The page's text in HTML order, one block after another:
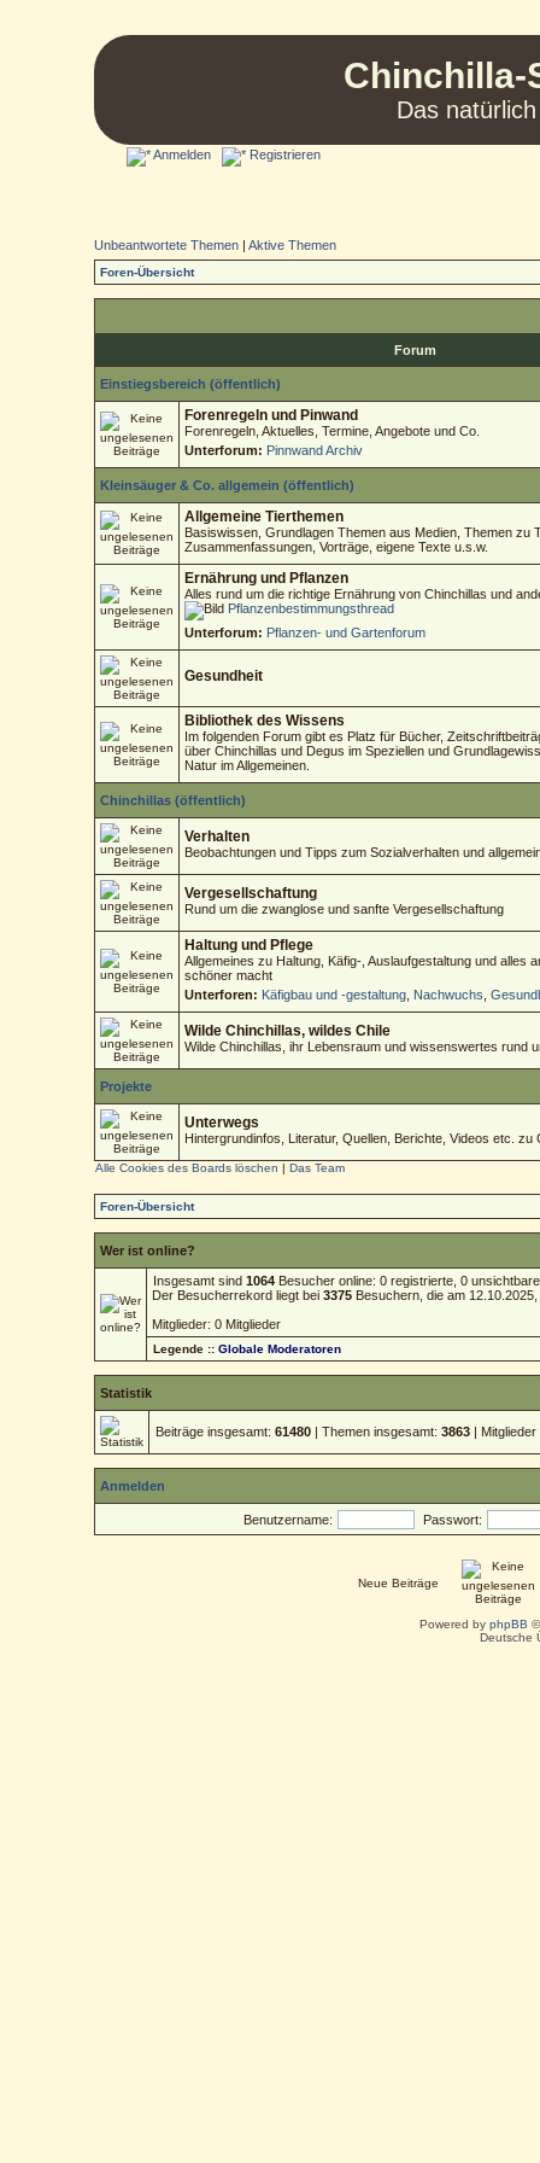
Chinchilla-
Das
Anmelden Registrieren
Unbeantwortete Themen |Aktive Themen
Foren-Übersicht
Forum
Einstiegsbereich (öffentlich)
Forenregeln und Pinwand
Forenregeln, Aktuelles, Termine, Angebote und Co.
Unterforum: Pinnwand Archiv
Kleinsäuger & Co. allgemein (öffentlich)
Allgemeine Tierthemen
Basiswissen, Grundlagen Themen aus Medien, Themen zu
Zusammenfassungen, Vorträge, eigene Texte u.s.w.
Ernährung und Pflanzen
Alles rund um die richtige Ernährung von Chinchillas und
Pflanzenbestimmungsthread
Unterforum: Pflanzen- und Gartenforum
Gesundheit
Bibliothek des Wissens
Im folgenden Forum gibt es Platz für Bücher,
über Chinchillas und Degus im Speziellen und
Natur im Allgemeinen.
Chinchillas (öffentlich)
Verhalten
Beobachtungen und Tipps zum Sozialverhalten und
Vergesellschaftung
Rund um die zwanglose und sanfte Vergesellschaftung
Haltung und Pflege
Allgemeines zu Haltung, Käfig-, Auslaufgestaltung und alles
schöner macht
Unterforen: Käfigbau und -gestaltung Nachwuchs ,
Wilde Chinchillas, wildes Chile
Wilde Chinchillas, ihr Lebensraum und wissenswertes rund
Projekte
Unterwegs
Hintergrundinfos, Literatur, Quellen, Berichte, Videos etc. zu
Alle Cookies des Boards löschen |Das Team
Foren-Übersicht
Wer ist online?
Insgesamt sind1064 Besucher online: 0 registrierte, 0
Der Besucherrekord liegt bei3375 Besuchern, die am
Mitglieder: 0 Mitglieder
Legende ::Globale Moderatoren
Statistik
Beiträge insgesamt:61480 | Themen insgesamt:3863 |
Anmelden
Benutzername: Passwort:
Neue Beiträge
Powered by phpBB
Deutsche